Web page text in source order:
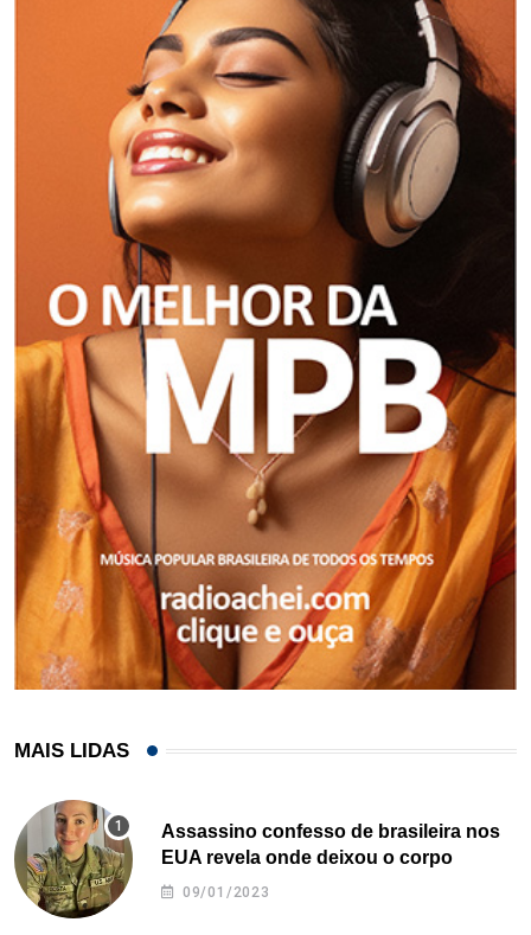
MAIS LIDAS
Assassino confesso de brasileira nos
EUA revela onde deixou o corpo
09/01/2023